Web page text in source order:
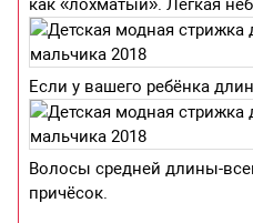
как «лохматый». Лёгкая
Если у вашего ребёнка
Волосы средней длины-
причёсок.